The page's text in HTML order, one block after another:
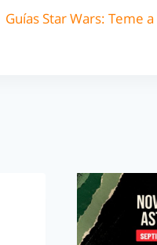
Guías Star Wars: Teme